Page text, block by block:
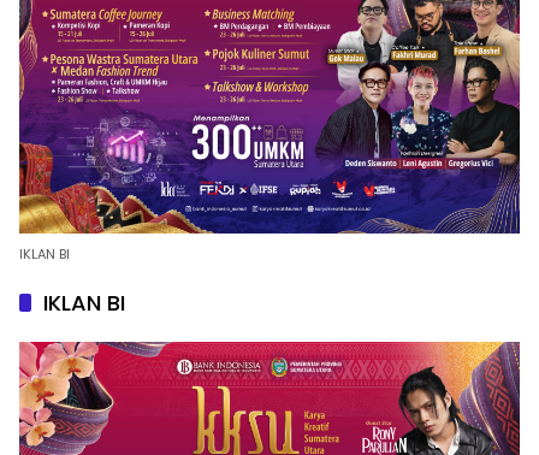
IKLAN BI
IKLAN BI